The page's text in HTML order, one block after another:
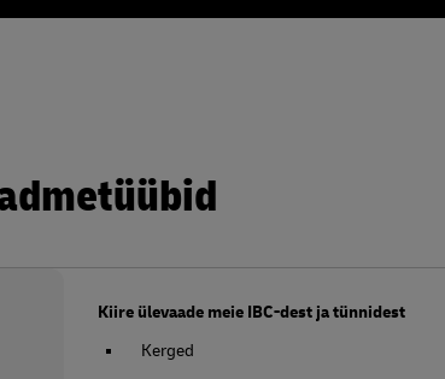
Kiire ülevaade meie IBC-dest ja tünnidest
Kerged